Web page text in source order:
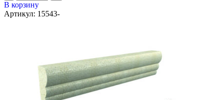
В корзину
Артикул: 15543-